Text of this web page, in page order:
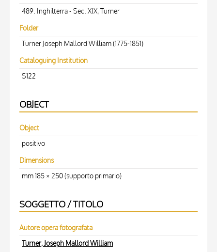
489. Inghilterra - Sec. XIX, Turner
Folder
Turner Joseph Mallord William (1775-1851)
Cataloguing Institution
S122
OBJECT
Object
positivo
Dimensions
mm 185 × 250 (supporto primario)
SOGGETTO / TITOLO
Autore opera fotografata
Turner, Joseph Mallord William